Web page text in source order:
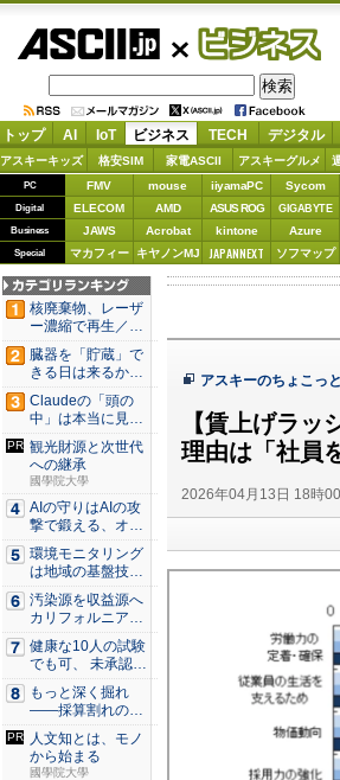
ビジネス
トップ AI IoT ビジネス TECH デジタル
アスキーキッズ 格安SIM 家電ASCII アスキーグルメ
PC FMV mouse iiyamaPC Sycom
Digital ELECOM AMD ASUS ROG GIGABYTE
Business JAWS Acrobat kintone Azure
Special マカフィー キヤノンMJ JAPANNEXT ソフマップ
アスキーのちょこっ
【賃上げラ
理由は「社員
2026年04月13日 18時
核廃棄物、レーザ
ー濃縮で再生／ブ
タ腎臓、...
臓器を「貯蔵」で
きる日は来るか？
体外保...
Claudeの「頭の
中」は本当に見え
たの...
観光財源と次世代
への継承
國學院大學
AIの守りはAIの攻
撃で鍛える、オー
プン...
環境モニタリング
は地域の基盤技術
へ 村上...
汚染源を収益源へ
カリフォルニア酪
農が頼...
健康な10人の試験
でも可、 未承認薬
の「...
もっと深く掘れ
——採算割れの地
熱発電所を...
人文知とは、モノ
から始まる
國學院大學